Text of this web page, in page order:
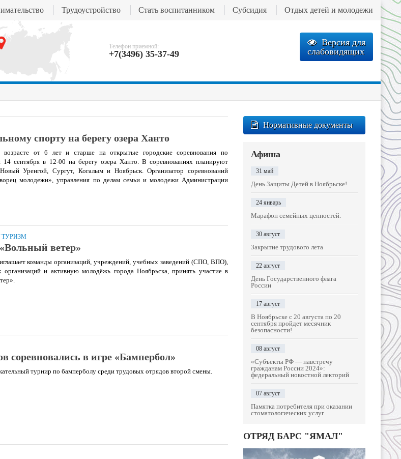
Телефон приемной:
+7(3496) 35-37-49
Версия для
слабовидящих
Трудоустройство Стать воспитанником Субсидия Отдых детей и молодежи
спорту на берегу озера Ханто
от 6 лет и старше на открытые городские соревнования по
14 сентября в 12-00 на берегу озера Ханто. В соревнованиях планируют
Уренгой, Сургут, Когалым и Ноябрьск. Организатор соревнований
молодежи», управления по делам семьи и молодежи Администрации
ТУРИЗМ
ветер»
команды организаций, учреждений, учебных заведений (СПО, ВПО),
и активную молодёжь города Ноябрьска, принять участие в
соревновались в игре «Бампербол»
турнир по бамперболу среди трудовых отрядов второй смены.
Нормативные документы
Афиша
31 май
День Защиты Детей в Ноябрьске!
24 январь
Марафон семейных ценностей.
30 август
Закрытие трудового лета
22 август
День Государственного флага
России
17 август
В Ноябрьске с 20 августа по 20
сентября пройдет месячник
безопасности!
08 август
«Субъекты РФ — навстречу
гражданам России 2024»:
федеральный новостной лекторий
07 август
Памятка потребителя при оказании
стоматологических услуг
ОТРЯД БАРС "ЯМАЛ"